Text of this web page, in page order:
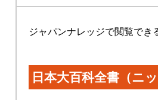
ジャパンナレッジで閲覧でき
日本大百科全書（ニ